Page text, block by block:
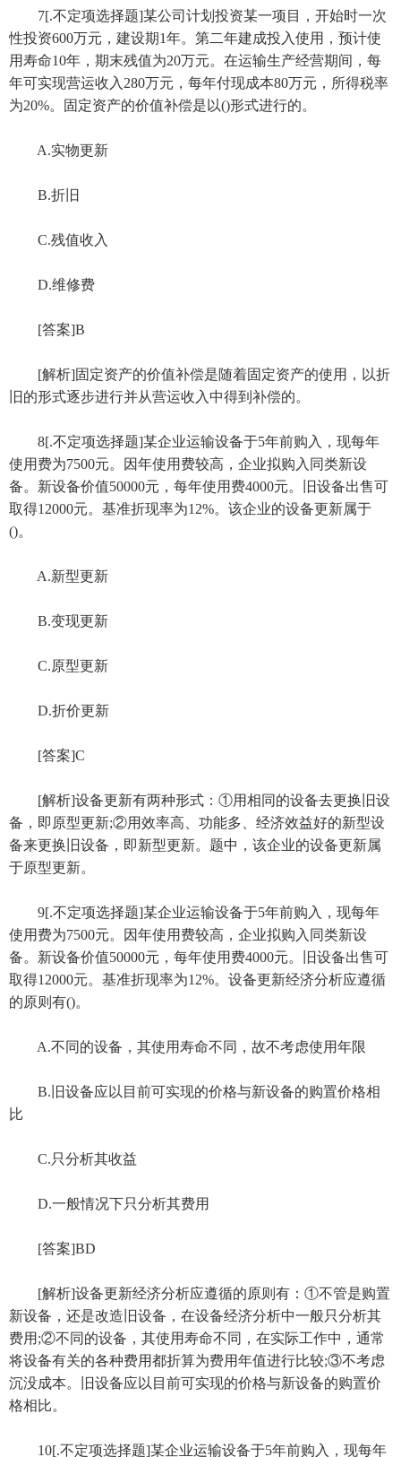
7[.不定项选择题]某公司计划投资某一项目，开始时一次
性投资600万元，建设期1年。第二年建成投入使用，预计使
用寿命10年，期末残值为20万元。在运输生产经营期间，每
年可实现营运收入280万元，每年付现成本80万元，所得税率
为20%。固定资产的价值补偿是以()形式进行的。
A.实物更新
B.折旧
C.残值收入
D.维修费
[答案]B
[解析]固定资产的价值补偿是随着固定资产的使用，以折
旧的形式逐步进行并从营运收入中得到补偿的。
8[.不定项选择题]某企业运输设备于5年前购入，现每年
使用费为7500元。因年使用费较高，企业拟购入同类新设
备。新设备价值50000元，每年使用费4000元。旧设备出售可
取得12000元。基准折现率为12%。该企业的设备更新属于
()。
A.新型更新
B.变现更新
C.原型更新
D.折价更新
[答案]C
[解析]设备更新有两种形式：①用相同的设备去更换旧设
备，即原型更新;②用效率高、功能多、经济效益好的新型设
备来更换旧设备，即新型更新。题中，该企业的设备更新属
于原型更新。
9[.不定项选择题]某企业运输设备于5年前购入，现每年
使用费为7500元。因年使用费较高，企业拟购入同类新设
备。新设备价值50000元，每年使用费4000元。旧设备出售可
取得12000元。基准折现率为12%。设备更新经济分析应遵循
的原则有()。
A.不同的设备，其使用寿命不同，故不考虑使用年限
B.旧设备应以目前可实现的价格与新设备的购置价格相
比
C.只分析其收益
D.一般情况下只分析其费用
[答案]BD
[解析]设备更新经济分析应遵循的原则有：①不管是购置
新设备，还是改造旧设备，在设备经济分析中一般只分析其
费用;②不同的设备，其使用寿命不同，在实际工作中，通常
将设备有关的各种费用都折算为费用年值进行比较;③不考虑
沉没成本。旧设备应以目前可实现的价格与新设备的购置价
格相比。
10[.不定项选择题]某企业运输设备于5年前购入，现每年